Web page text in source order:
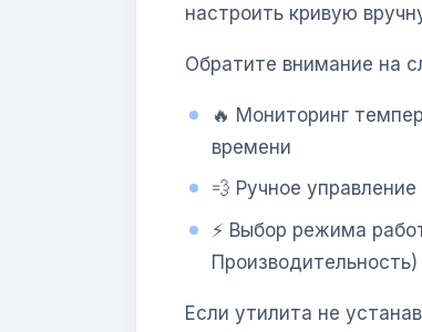
настроить кривую
Обратите внимание на
🔥 Мониторинг
времени
💨 Ручное
⚡ Выбор режима
Производительность)
Если утилита не